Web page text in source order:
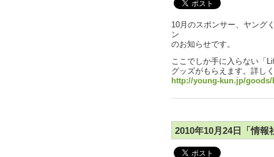
10月のスポンサー、ヤング
ン
のお知らせです。
ここでしか手に入らない「
グッズがもらえます。詳し
http://young-kun.jp/
2010年10月24日「情報